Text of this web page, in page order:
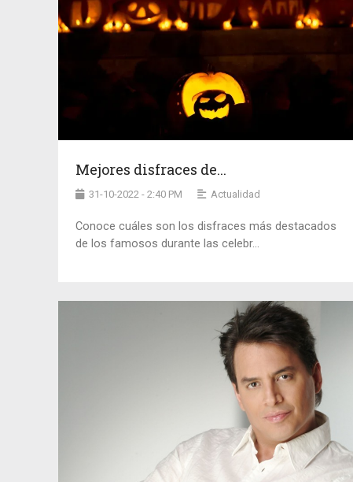
Mejores disfraces de...
31-10-2022 - 2:40 PM Actualidad
Conoce cuáles son los disfraces más destacados
de los famosos durante las celebr...